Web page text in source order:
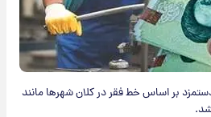
بر اساس خط فقر در کلان شهرها مانند